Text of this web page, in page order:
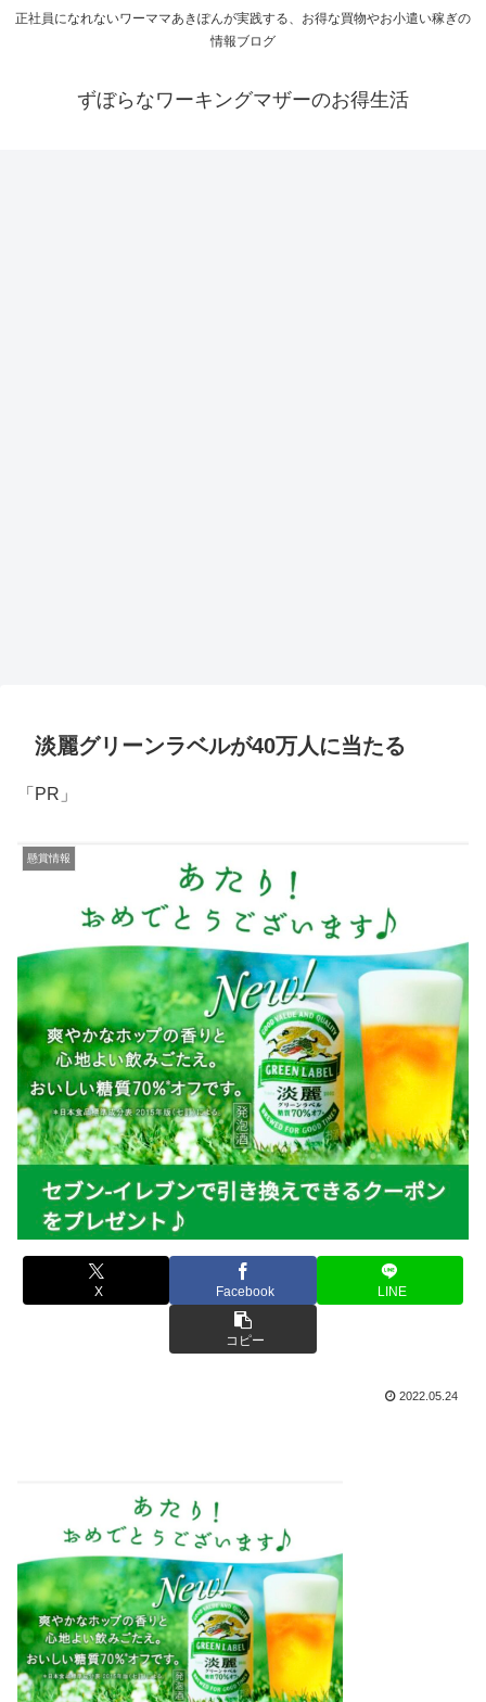
正社員になれないワーママあきぽんが実践する、お得な買物やお小遣い稼ぎの
情報ブログ
ずぼらなワーキングマザーのお得生活
淡麗グリーンラベルが40万人に当たる
「PR」
懸賞情報
X Facebook LINE
コピー
2022.05.24